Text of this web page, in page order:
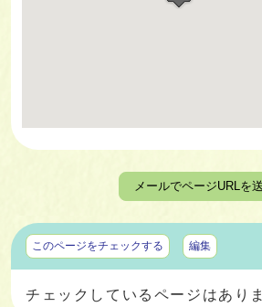
メールでページURLを
マイページ
このページをチェックする 編集
チェックしているページはあり